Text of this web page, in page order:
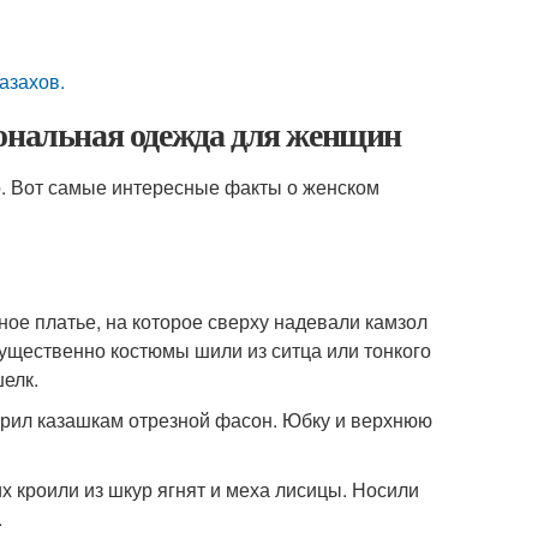
одежда для женщин
Вот самые интересные факты о женском
платье, на которое сверху надевали камзол
костюмы шили из ситца или тонкого
казашкам отрезной фасон. Юбку и верхнюю
из шкур ягнят и меха лисицы. Носили